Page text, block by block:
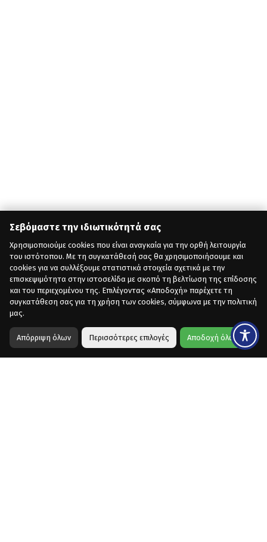
Σεβόμαστε την ιδιωτικότητά σας
Χρησιμοποιούμε cookies που είναι αναγκαία για την ορθή λειτουργία
του ιστότοπου. Με τη συγκατάθεσή σας θα χρησιμοποιήσουμε και
cookies για να συλλέξουμε στατιστικά στοιχεία σχετικά με την
επισκεψιμότητα στην ιστοσελίδα με σκοπό τη βελτίωση της επίδοσης
και του περιεχομένου της. Επιλέγοντας «Αποδοχή» παρέχετε τη
συγκατάθεση σας για τη χρήση των cookies, σύμφωνα με την πολιτική
μας.
Απόρριψη όλων Περισσότερες επιλογές Αποδοχή όλων